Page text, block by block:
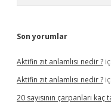
Son yorumlar
Aktifin zıt anlamlısı nedir ?
Aktifin zıt anlamlısı nedir ?
20 sayısının çarpanları kaç